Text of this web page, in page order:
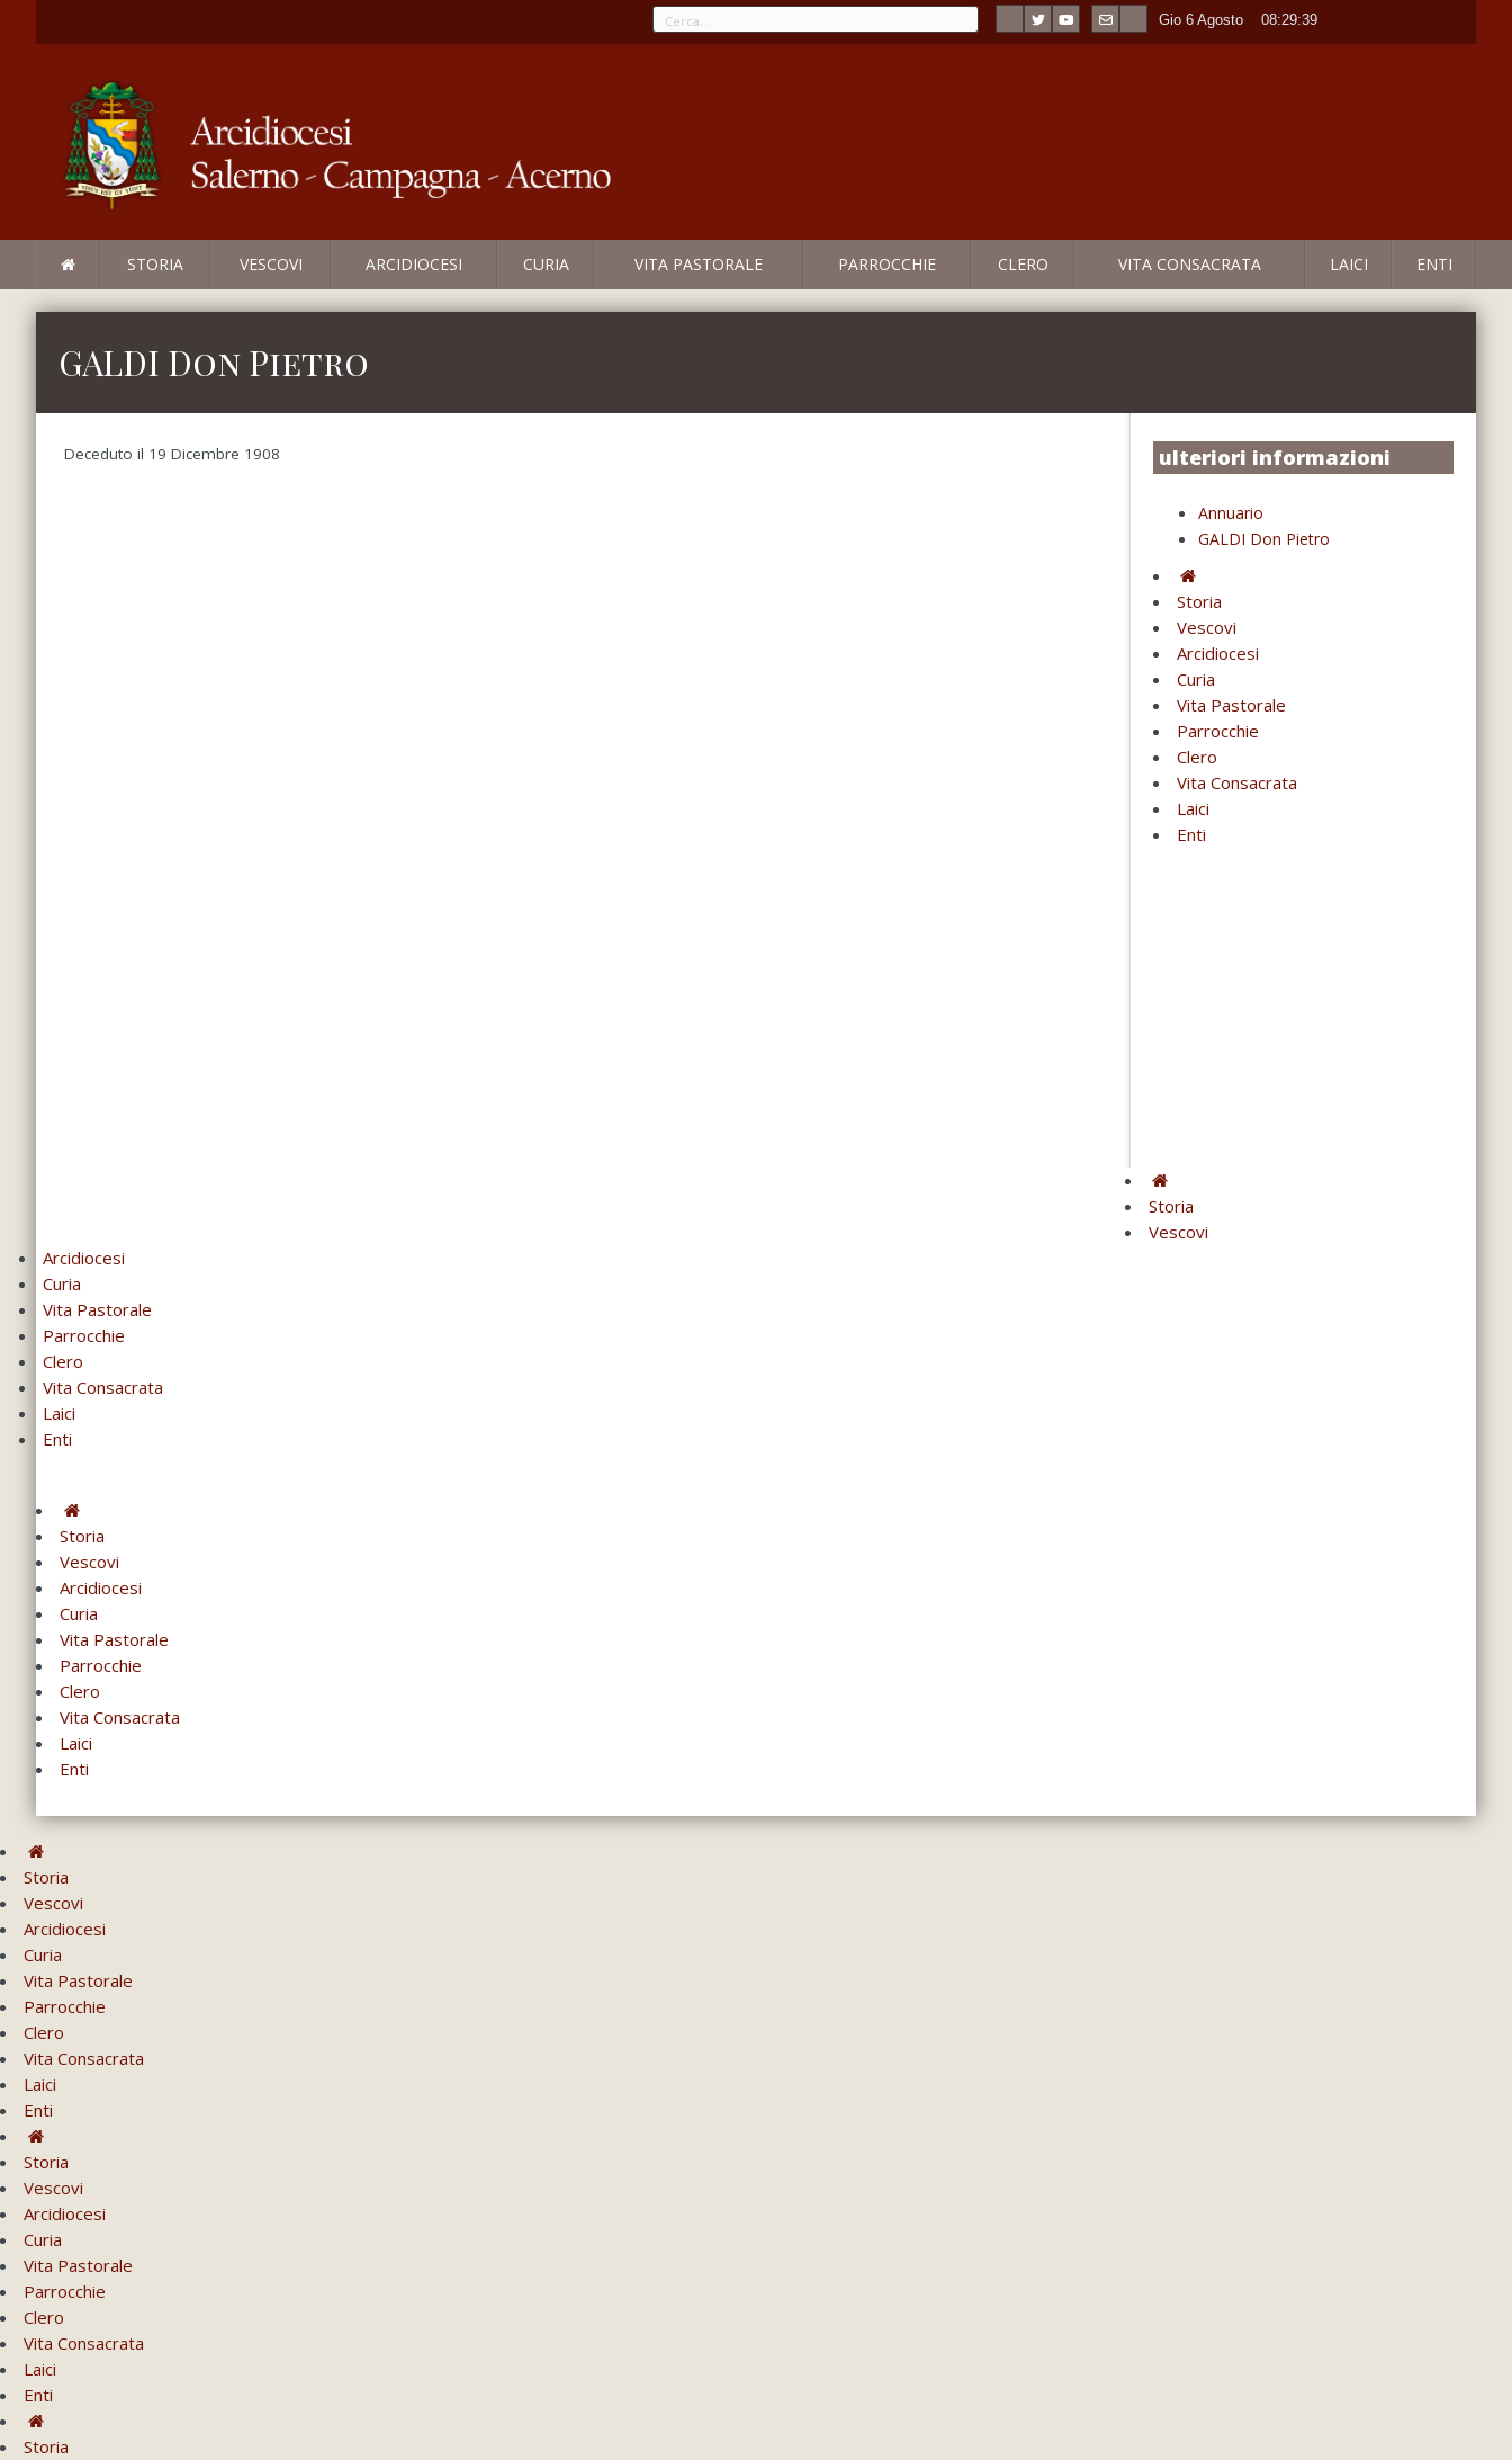
Gio 6 Agosto ----08:29:40
STORIA VESCOVI ARCIDIOCESI CURIA VITA PASTORALE PARROCCHIE CLERO VITA CONSACRATA LAICI ENTI
GALDI Don Pietro
Deceduto il 19 Dicembre 1908 ulteriori informazioni
Annuario
GALDI Don Pietro
Storia
Vescovi
Arcidiocesi
Curia
Vita Pastorale
Parrocchie
Clero
Vita Consacrata
Laici
Enti
Storia
Vescovi
Arcidiocesi
Curia
Vita Pastorale
Parrocchie
Clero
Vita Consacrata
Laici
Enti
Storia
Vescovi
Arcidiocesi
Curia
Vita Pastorale
Parrocchie
Clero
Vita Consacrata
Laici
Enti
Storia
Vescovi
Arcidiocesi
Curia
Vita Pastorale
Parrocchie
Clero
Vita Consacrata
Laici
Enti
Storia
Vescovi
Arcidiocesi
Curia
Vita Pastorale
Parrocchie
Clero
Vita Consacrata
Laici
Enti
Storia